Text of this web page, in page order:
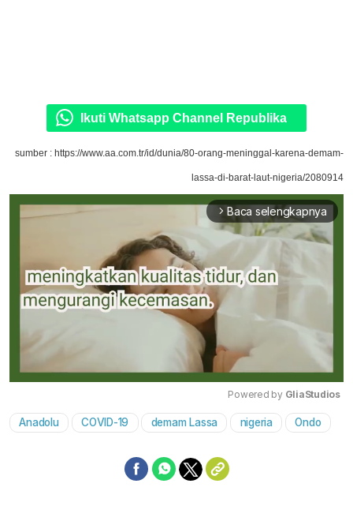
Ikuti Whatsapp Channel Republika
sumber : https://www.aa.com.tr/id/dunia/80-orang-meninggal-karena-demam-
lassa-di-barat-laut-nigeria/2080914
arrow_forward_ios Baca selengkapnya
Mute
Powered by GliaStudios
Anadolu COVID-19 demam Lassa nigeria Ondo